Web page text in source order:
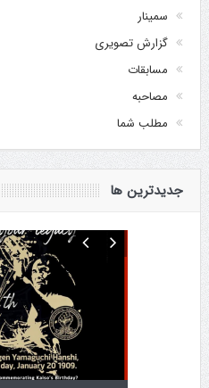
سمینار
گزارش تصویری
مسابقات
مصاحبه
مطلب شما
جدیدترین ها